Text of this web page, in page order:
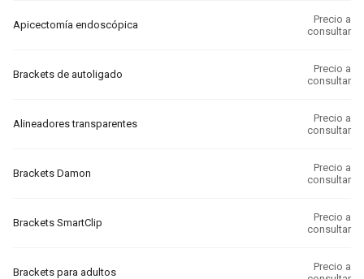
Apicectomía endoscópica
Precio a
consultar
Brackets de autoligado
Precio a
consultar
Alineadores transparentes
Precio a
consultar
Brackets Damon
Precio a
consultar
Brackets SmartClip
Precio a
consultar
Brackets para adultos
Precio a